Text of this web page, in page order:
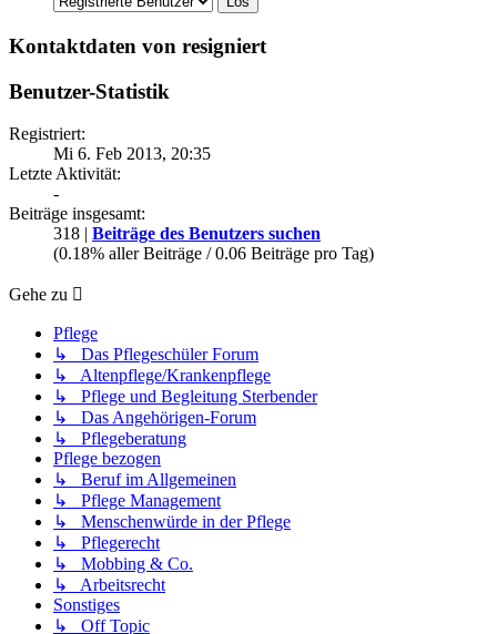
Kontaktdaten von resigniert
Benutzer-Statistik
Registriert:
Mi 6. Feb 2013, 20:35
Letzte Aktivität:
-
Beiträge insgesamt:
318 | Beiträge des Benutzers suchen
(0.18% aller Beiträge / 0.06 Beiträge pro Tag)
Gehe zu
Pflege
↳ Das Pflegeschüler Forum
↳ Altenpflege/Krankenpflege
↳ Pflege und Begleitung Sterbender
↳ Das Angehörigen-Forum
↳ Pflegeberatung
Pflege bezogen
↳ Beruf im Allgemeinen
↳ Pflege Management
↳ Menschenwürde in der Pflege
↳ Pflegerecht
↳ Mobbing & Co.
↳ Arbeitsrecht
Sonstiges
↳ Off Topic